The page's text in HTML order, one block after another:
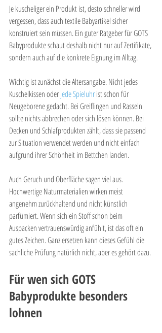
Je kuscheliger ein Produkt ist, desto schneller wird
vergessen, dass auch textile Babyartikel sicher
konstruiert sein müssen. Ein guter Ratgeber für GOTS
Babyprodukte schaut deshalb nicht nur auf Zertifikate,
sondern auch auf die konkrete Eignung im Alltag.
Wichtig ist zunächst die Altersangabe. Nicht jedes
Kuschelkissen oder jede Spieluhr ist schon für
Neugeborene gedacht. Bei Greiflingen und Rasseln
sollte nichts abbrechen oder sich lösen können. Bei
Decken und Schlafprodukten zählt, dass sie passend
zur Situation verwendet werden und nicht einfach
aufgrund ihrer Schönheit im Bettchen landen.
Auch Geruch und Oberfläche sagen viel aus.
Hochwertige Naturmaterialien wirken meist
angenehm zurückhaltend und nicht künstlich
parfümiert. Wenn sich ein Stoff schon beim
Auspacken vertrauenswürdig anfühlt, ist das oft ein
gutes Zeichen. Ganz ersetzen kann dieses Gefühl die
sachliche Prüfung natürlich nicht, aber es gehört dazu.
Für wen sich GOTS
Babyprodukte besonders
lohnen